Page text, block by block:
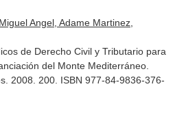
Angel, Adame Martinez,
de Derecho Civil y Tributario para
del Monte Mediterráneo.
2008. 200. ISBN 977-84-9836-376-